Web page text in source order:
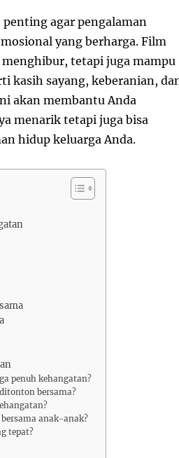
agar pengalaman
yang berharga. Film
tetapi juga mampu
kasih sayang, keberanian,
akan membantu Anda
menarik tetapi juga bisa
hidup keluarga Anda.
penuh kehangatan?
bersama?
anak-anak?
tepat?